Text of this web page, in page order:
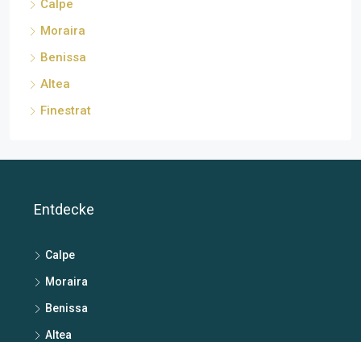
Calpe
Moraira
Benissa
Altea
Finestrat
Entdecke
Calpe
Moraira
Benissa
Altea